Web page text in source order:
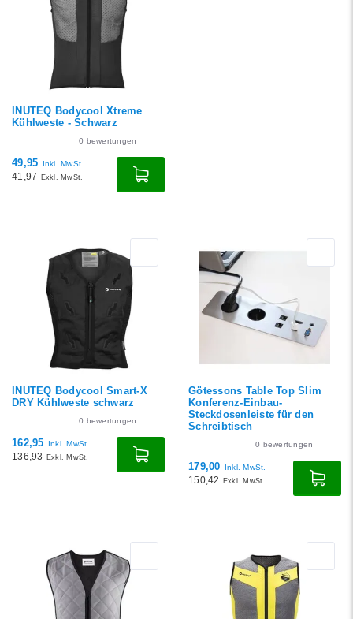
INUTEQ Bodycool Xtreme
Kühlweste - Schwarz
0 bewertungen
49,95 Inkl. MwSt.
41,97 Exkl. MwSt.
INUTEQ Bodycool Smart-X
DRY Kühlweste schwarz
0 bewertungen
162,95 Inkl. MwSt.
136,93 Exkl. MwSt.
Götessons Table Top Slim
Konferenz-Einbau-
Steckdosenleiste für den
Schreibtisch
0 bewertungen
179,00 Inkl. MwSt.
150,42 Exkl. MwSt.